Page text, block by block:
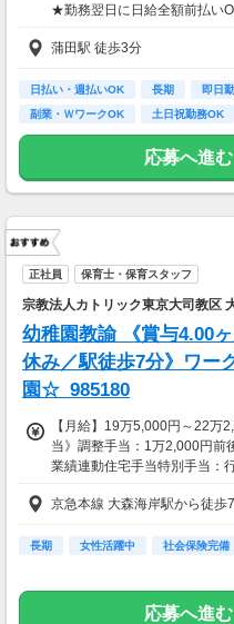
★勤務翌日に日給全額前払い
土日も対応◎スマホで楽ちん
【「全額」前払い対応◎急な
世主！】
「明後日急な支払いがある…」
働いた分のお給料は【翌日】
振込を何日も待つ心配はもう
＼ガッツリ稼げる激アツ条件／
■ 22時以降は時給25％UP！（
■ 研修中も時給ダウンなし！
蒲田駅 徒歩3分
日払い・週払いOK 長期 即日
副業・ＷワークOK
土日祝勤務OK
応募へ進む
正社員 保育士・保育スタッフ
宗教法人カトリック東京大司教区
幼稚園教諭 《賞与4.00
休み／駅徒歩7分》ワー
園☆_985180
【月給】19万5,000円～22万
当》調整手当：1万2,000円前
業績連動住宅手当特別手当：
給【昇給】年1回【賞与】年2
月分）※初年度は3.00ヶ月分
京急本線 大森海岸駅から徒歩
長期 女性活躍中 社会保険完備
応募へ進む